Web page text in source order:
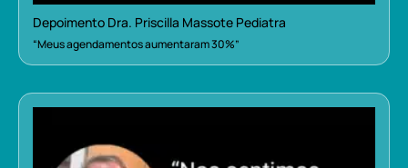
Depoimento Dra. Priscilla Massote Pediatra
“Meus agendamentos aumentaram 30%”